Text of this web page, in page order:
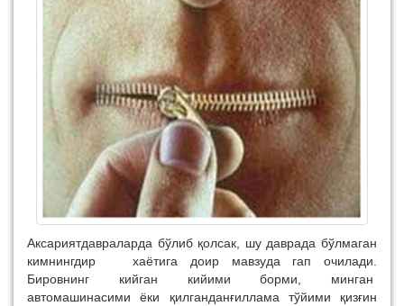
Аксариятдавраларда бўлиб қолсак, шу даврада бўлмаган
кимнингдир хаётига доир мавзуда гап очилади.
Бировнинг кийган кийими борми, минган
автомашинасими ёки қилганданғиллама тўйими қизғин